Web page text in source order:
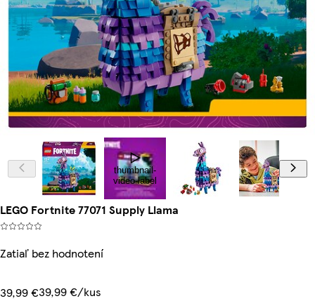
thumbnail-
video-label
LEGO Fortnite 77071 Supply Llama
Zatiaľ bez hodnotení
39,99 €39,99 €/kus